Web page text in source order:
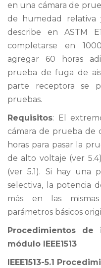
en una cámara de
de humedad
describe en ASTM
completarse en
agregar 60 horas
prueba de fuga de
parte receptora se
pruebas.
Requisitos: El
cámara de prueba de
horas para pasar la
de alto voltaje (ver
(ver 5.1). Si hay una
selectiva, la potencia
más en las
parámetros básicos
Procedimientos
módulo IEEE1513
IEEE1513-5.1